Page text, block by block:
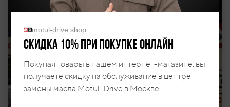
motul-drive.shop
Скидка 10% при покупке онлайн
Покупая товары в нашем интернет-магазине, вы
получаете скидку на обслуживание в центре
замены масла Motul-Drive в Москве